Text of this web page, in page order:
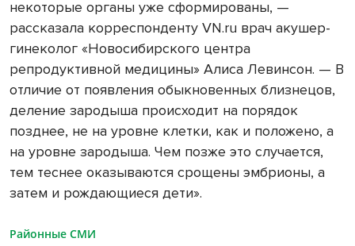
некоторые органы уже сформированы, —
рассказала корреспонденту VN.ru врач акушер-
гинеколог «Новосибирского центра
репродуктивной медицины» Алиса Левинсон. — В
отличие от появления обыкновенных близнецов,
деление зародыша происходит на порядок
позднее, не на уровне клетки, как и положено, а
на уровне зародыша. Чем позже это случается,
тем теснее оказываются срощены эмбрионы, а
затем и рождающиеся дети».
Районные СМИ